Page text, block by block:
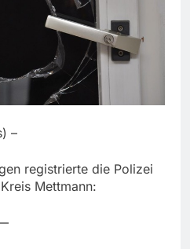
–
registrierte die Polizei
Mettmann: